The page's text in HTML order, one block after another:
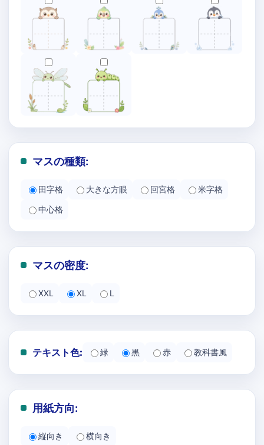
マスの種類:
田字格 大きな方眼 回宮格
米字格
中心格
マスの密度:
XXL XL L
テキスト色: 緑 黒 赤 教科書風
用紙方向:
縦向き 横向き